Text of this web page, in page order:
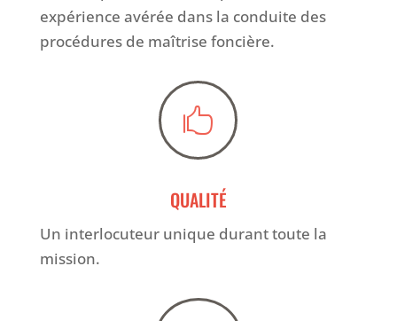
expérience avérée dans la conduite des
procédures de maîtrise foncière.

QUALITÉ
Un interlocuteur unique durant toute la
mission.